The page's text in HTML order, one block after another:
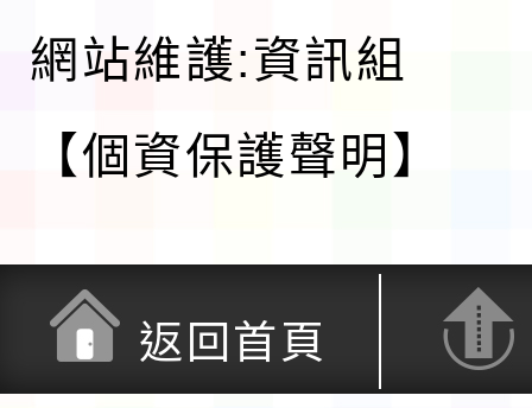
網站維護:資訊組
【個資保護聲明】
返回首頁